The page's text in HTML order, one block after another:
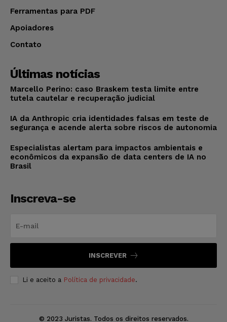
Ferramentas para PDF
Apoiadores
Contato
Últimas notícias
Marcello Perino: caso Braskem testa limite entre
tutela cautelar e recuperação judicial
IA da Anthropic cria identidades falsas em teste de
segurança e acende alerta sobre riscos de autonomia
Especialistas alertam para impactos ambientais e
econômicos da expansão de data centers de IA no
Brasil
Inscreva-se
INSCREVER
Li e aceito a Política de privacidade.
© 2023 Juristas. Todos os direitos reservados.